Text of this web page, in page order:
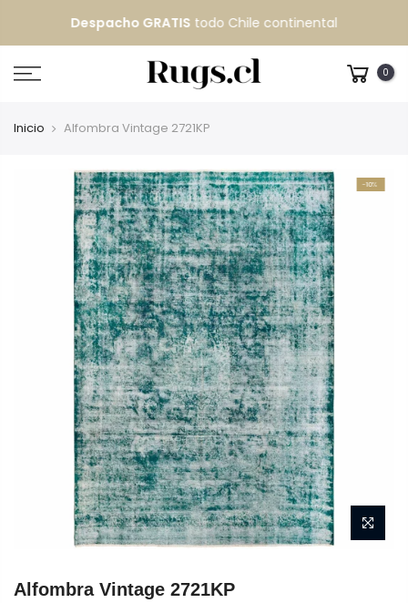
Despacho GRATIS todo Chile continental
0
Inicio Alfombra Vintage 2721KP
-10%
Alfombra Vintage 2721KP